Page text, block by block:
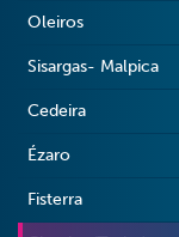
Oleiros
Sisargas- Malpica
Cedeira
Ézaro
Fisterra